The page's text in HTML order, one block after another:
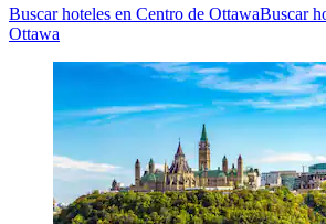
Buscar hoteles en Centro de OttawaBuscar
Ottawa